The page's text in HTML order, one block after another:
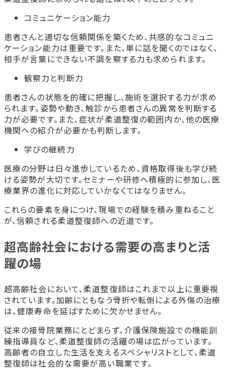
コミュニケーション能力
患者さんと適切な信頼関係を築くため、共感的なコミュニ
ケーション能力は重要です。また、単に話を聞くのではなく、
相手が言葉にできない不調を察する力も求められます。
観察力と判断力
患者さんの状態を的確に把握し、施術を選択する力が求め
られます。姿勢や動き、触診から患者さんの異常を判断する
力が必要です。また、症状が柔道整復の範囲内か、他の医療
機関への紹介が必要かも判断します。
学びの継続力
医療の分野は日々進歩しているため、資格取得後も学び続
ける姿勢が大切です。セミナーや研修へ積極的に参加し、医
療業界の進化に対応していかなくてはなりません。
これらの要素を身につけ、現場での経験を積み重ねること
が、信頼される柔道整復師への近道です。
超高齢社会における需要の高まりと活
躍の場
超高齢社会において、柔道整復師はこれまで以上に重要視
されています。加齢にともなう骨折や転倒による外傷の治療
は、健康寿命を延ばすために欠かせません。
従来の接骨院業務にとどまらず、介護保険施設での機能訓
練指導員など、柔道整復師の活躍の場は広がっています。
高齢者の自立した生活を支えるスペシャリストとして、柔道
整復師は社会的な需要が高い職業です。